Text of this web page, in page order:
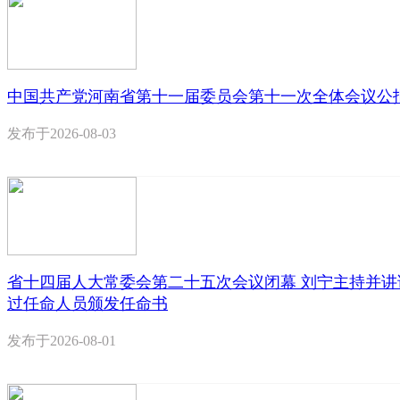
中国共产党河南省第十一届委员会第十一次全体会议公
发布于2026-08-03
省十四届人大常委会第二十五次会议闭幕 刘宁主持并讲
过任命人员颁发任命书
发布于2026-08-01